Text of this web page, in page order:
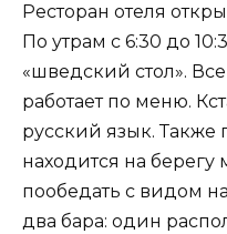
Ресторан отеля
По утрам с 6:30 до
«шведский стол».
работает по меню.
русский язык. Также
находится на
пообедать с видом на
два бара: один